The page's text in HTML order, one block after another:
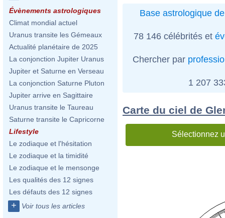
Évènements astrologiques
Climat mondial actuel
Uranus transite les Gémeaux
Actualité planétaire de 2025
La conjonction Jupiter Uranus
Jupiter et Saturne en Verseau
La conjonction Saturne Pluton
Jupiter arrive en Sagittaire
Uranus transite le Taureau
Saturne transite le Capricorne
Lifestyle
Le zodiaque et l'hésitation
Le zodiaque et la timidité
Le zodiaque et le mensonge
Les qualités des 12 signes
Les défauts des 12 signes
+ Voir tous les articles
Base astrologique
78 146 célébrités et
Chercher par
1 207
Carte du ciel de
Sélectionnez